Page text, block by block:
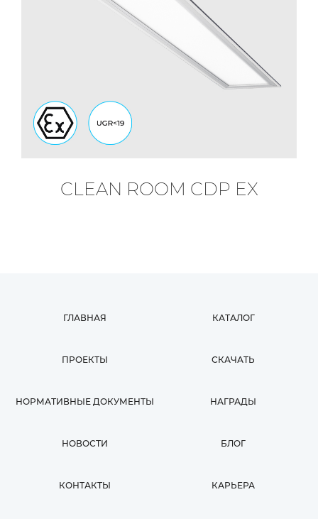
CLEAN ROOM CDP EX
ГЛАВНАЯ КАТАЛОГ
ПРОЕКТЫ СКАЧАТЬ
НОРМАТИВНЫЕ ДОКУМЕНТЫ НАГРАДЫ
НОВОСТИ БЛОГ
КОНТАКТЫ КАРЬЕРА